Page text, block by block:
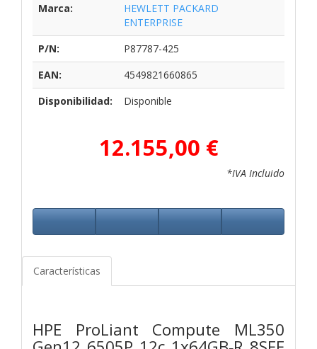
Marca:
HEWLETT PACKARD
ENTERPRISE
P/N:
P87787-425
EAN:
4549821660865
Disponibilidad:
Disponible
12.155,00 €
*IVA Incluido
Características
HPE ProLiant Compute ML350